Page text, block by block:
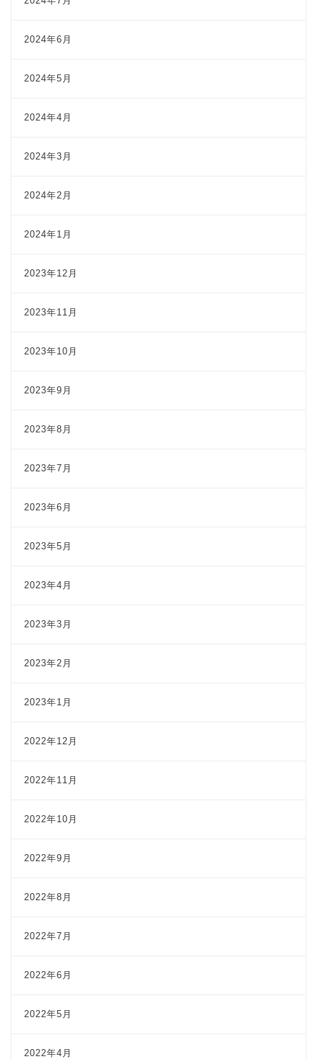
2024年6月
2024年5月
2024年4月
2024年3月
2024年2月
2024年1月
2023年12月
2023年11月
2023年10月
2023年9月
2023年8月
2023年7月
2023年6月
2023年5月
2023年4月
2023年3月
2023年2月
2023年1月
2022年12月
2022年11月
2022年10月
2022年9月
2022年8月
2022年7月
2022年6月
2022年5月
2022年4月